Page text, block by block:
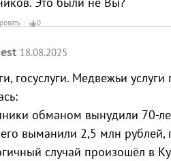
0
18.08.2025
госуслуги. Медвежьи
обманом вынудили 70-
выманили 2,5 млн
случай произошёл в